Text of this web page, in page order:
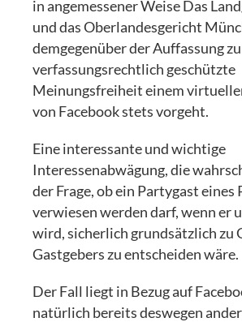
in angemessener Weise Das
und das Oberlandesgericht
demgegenüber der Auffassung
verfassungsrechtlich geschützte
Meinungsfreiheit einem
von Facebook stets vorgeht.
Eine interessante und wichtige
Interessenabwägung, die
der Frage, ob ein Partygast eines
verwiesen werden darf, wenn er
wird, sicherlich grundsätzlich zu
Gastgebers zu entscheiden wäre.
Der Fall liegt in Bezug auf
natürlich bereits deswegen